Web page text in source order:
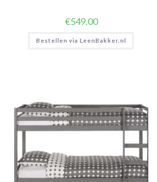
€549.00
Bestellen via LeenBakker.nl